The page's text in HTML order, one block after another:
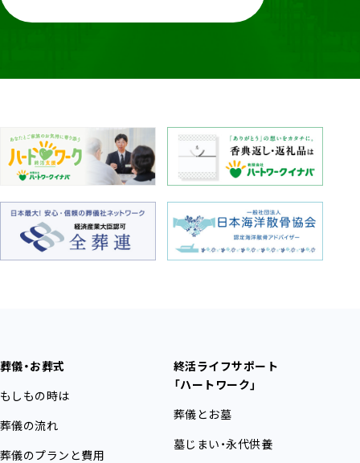
葬儀・お葬式
もしもの時は
葬儀の流れ
葬儀のプランと費用
終活ライフサポート
「ハートワーク」
葬儀とお墓
墓じまい・永代供養